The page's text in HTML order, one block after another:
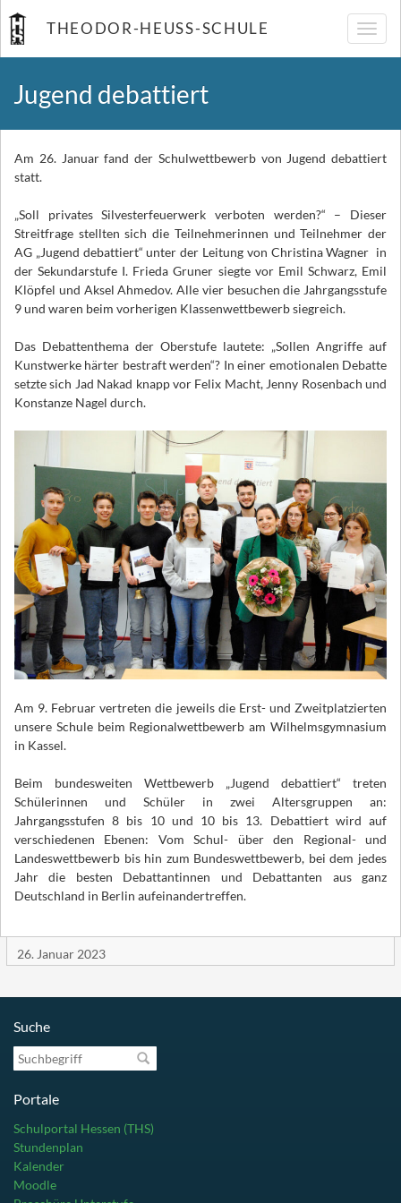
THEODOR-HEUSS-SCHULE
Jugend debattiert
Am 26. Januar fand der Schulwettbewerb von Jugend debattiert
statt.
„Soll privates Silvesterfeuerwerk verboten werden?“ – Dieser
Streitfrage stellten sich die Teilnehmerinnen und Teilnehmer der
AG „Jugend debattiert“ unter der Leitung von Christina Wagner in
der Sekundarstufe I. Frieda Gruner siegte vor Emil Schwarz, Emil
Klöpfel und Aksel Ahmedov. Alle vier besuchen die Jahrgangsstufe
9 und waren beim vorherigen Klassenwettbewerb siegreich.
Das Debattenthema der Oberstufe lautete: „Sollen Angriffe auf
Kunstwerke härter bestraft werden“? In einer emotionalen Debatte
setzte sich Jad Nakad knapp vor Felix Macht, Jenny Rosenbach und
Konstanze Nagel durch.
Am 9. Februar vertreten die jeweils die Erst- und Zweitplatzierten
unsere Schule beim Regionalwettbewerb am Wilhelmsgymnasium
in Kassel.
Beim bundesweiten Wettbewerb „Jugend debattiert“ treten
Schülerinnen und Schüler in zwei Altersgruppen an:
Jahrgangsstufen 8 bis 10 und 10 bis 13. Debattiert wird auf
verschiedenen Ebenen: Vom Schul- über den Regional- und
Landeswettbewerb bis hin zum Bundeswettbewerb, bei dem jedes
Jahr die besten Debattantinnen und Debattanten aus ganz
Deutschland in Berlin aufeinandertreffen.
26. Januar 2023
Suche
Suchbegriff
Portale
Schulportal Hessen (THS)
Stundenplan
Kalender
Moodle